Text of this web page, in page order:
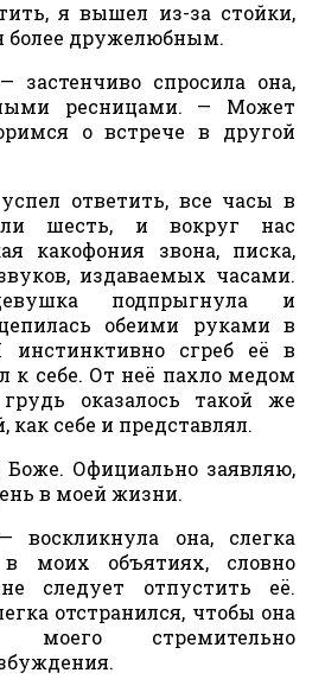
я вышел из-за стойки,
более дружелюбным.
спросила она,
ресницами. — Может
о встрече в другой
ответить, все часы в
шесть, и вокруг нас
какофония звона, писка,
издаваемых часами.
подпрыгнула и
обеими руками в
сгреб её в
к себе. От неё пахло медом
оказалось такой же
как себе и представлял.
Боже. Официально заявляю,
в моей жизни.
она, слегка
в моих объятиях, словно
следует отпустить её.
отстранился, чтобы она
стремительно